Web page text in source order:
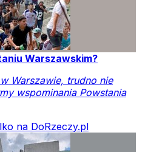
Warszawskim?
Warszawie, trudno nie
wspominania Powstania
na DoRzeczy.pl